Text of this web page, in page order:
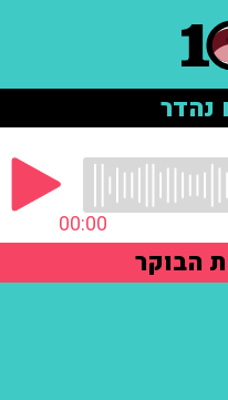
נהדר
00:00
הבוקר